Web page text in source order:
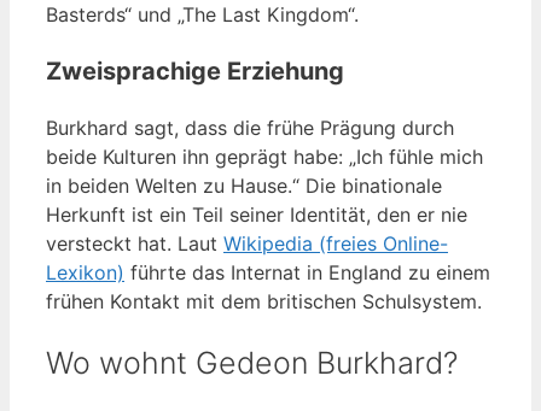
Basterds“ und „The Last Kingdom“.
Zweisprachige Erziehung
Burkhard sagt, dass die frühe Prägung durch
beide Kulturen ihn geprägt habe: „Ich fühle mich
in beiden Welten zu Hause.“ Die binationale
Herkunft ist ein Teil seiner Identität, den er nie
versteckt hat. Laut Wikipedia (freies Online-
Lexikon) führte das Internat in England zu einem
frühen Kontakt mit dem britischen Schulsystem.
Wo wohnt Gedeon Burkhard?